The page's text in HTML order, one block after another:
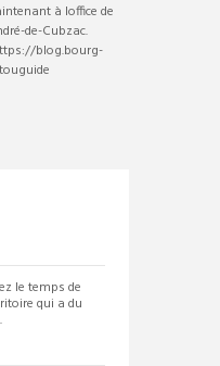
à loffice de
de-Cubzac.
blog.bourg-
le temps de
qui a du